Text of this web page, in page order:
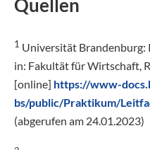
Quellen
1 Universität
in: Fakultät für Wirtschaft,
[online] https://www-
bs/public/Praktikum/
(abgerufen am 24.01.2023)